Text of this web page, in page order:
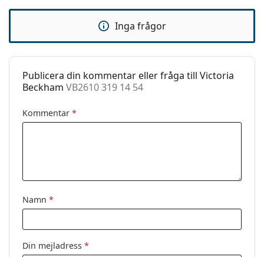
Fjädergångjärn: Nej
Putsduk:
Ja
Övrigt
Kön:
Inga frågor
Publicera din kommentar eller fråga till Victoria
Beckham VB2610 319 14 54
Kommentar *
Namn *
Din mejladress *